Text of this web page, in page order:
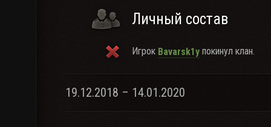
Личный состав
Игрок Bavarsk1y покинул клан.
19.12.2018 – 14.01.2020